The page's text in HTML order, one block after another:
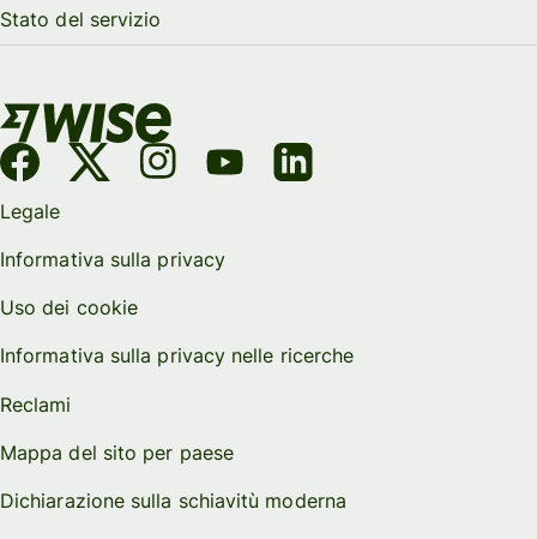
Stato del servizio
Legale
Informativa sulla privacy
Uso dei cookie
Informativa sulla privacy nelle ricerche
Reclami
Mappa del sito per paese
Dichiarazione sulla schiavitù moderna